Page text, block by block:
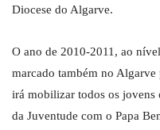
Diocese do Algarve.
O ano de 2010-2011, ao
marcado também no
irá mobilizar todos os
da Juventude com o Papa